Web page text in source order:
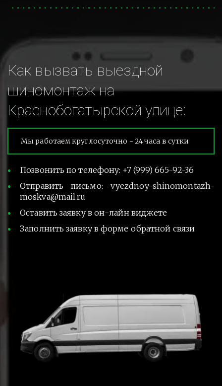
Как вызвать выездной
шиномонтаж на
Краснобогатырской улице:
Мы работаем круглосуточно - 24 часа в сутки
Позвонить по телефону: +7 (999) 665-92-36
Отправить письмо: vyezdnoy-shinomontazh-
moskva@mail.ru
Оставить заявку в он-лайн виджете
Заполнить заявку в форме обратной связи